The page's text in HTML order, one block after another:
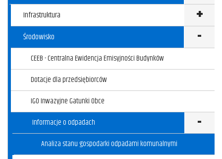
Infrastruktura
Środowisko
CEEB - Centralna Ewidencja Emisyjności Budynków
Dotacje dla przedsiębiorców
IGO Inwazyjne Gatunki Obce
Informacje o odpadach
Kliknij
Analiza stanu gospodarki odpadami komunalnymi